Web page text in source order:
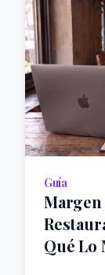
Guía
Margen
Qué Lo